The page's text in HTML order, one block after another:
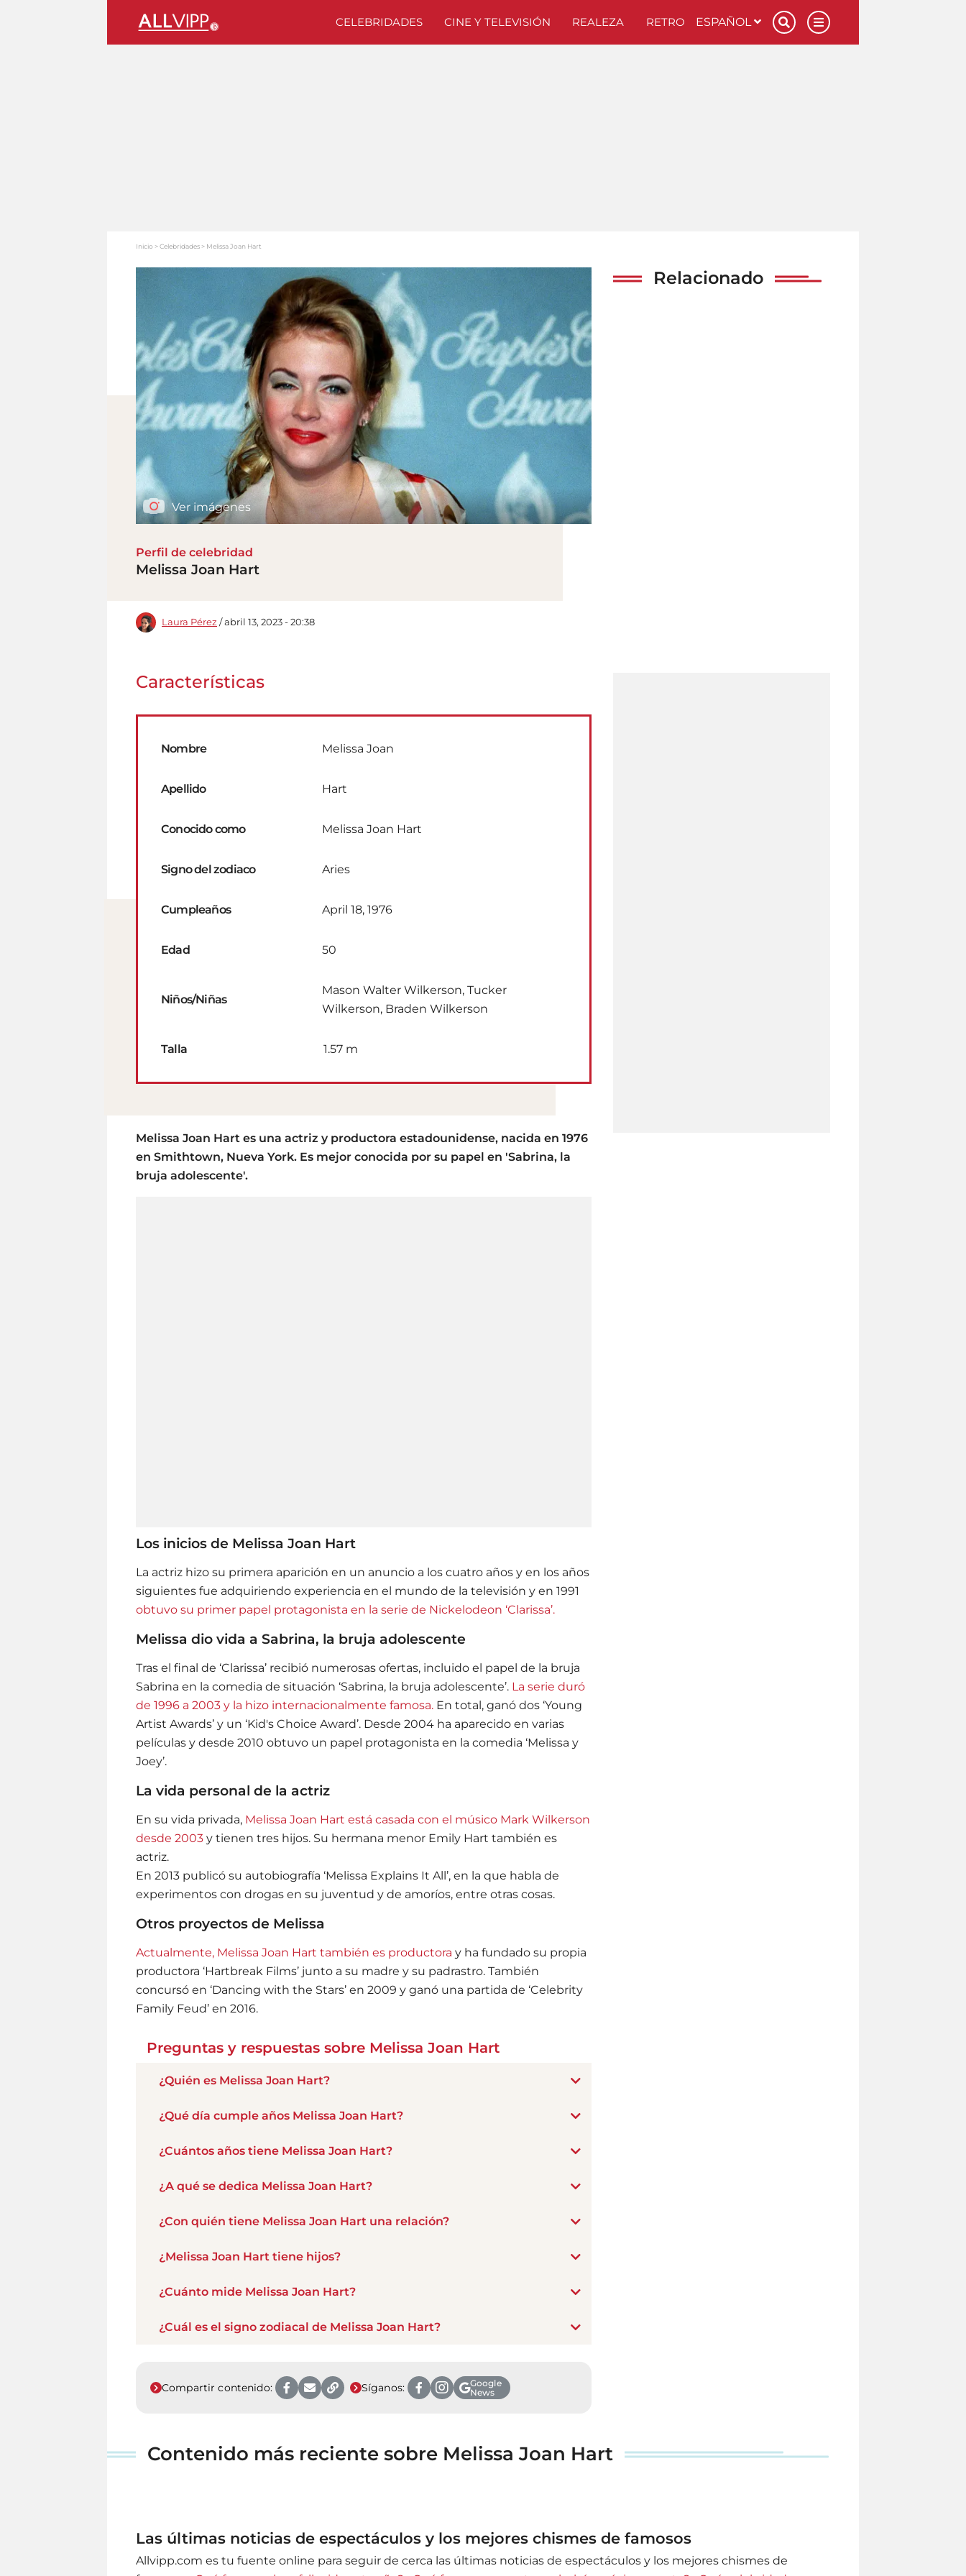
CELEBRIDADES CINE Y TELEVISIÓN REALEZA RETRO ESPAÑOL
Inicio Celebridades Melissa Joan Hart
Ver imágenes
Perfil de celebridad
Melissa Joan Hart
Laura Pérez / abril 13, 2023 - 20:38
Relacionado
Características
Nombre Melissa Joan
Apellido Hart
Conocido como Melissa Joan Hart
Signo del zodiaco Aries
Cumpleaños April 18, 1976
Edad 50
Niños/Niñas
Mason Walter Wilkerson, Tucker
Wilkerson, Braden Wilkerson
Talla 1.57 m
Melissa Joan Hart es una actriz y productora estadounidense, nacida en 1976
en Smithtown, Nueva York. Es mejor conocida por su papel en 'Sabrina, la
bruja adolescente'.
Los inicios de Melissa Joan Hart
La actriz hizo su primera aparición en un anuncio a los cuatro años y en los años
siguientes fue adquiriendo experiencia en el mundo de la televisión y en 1991
obtuvo su primer papel protagonista en la serie de Nickelodeon ‘Clarissa’.
Melissa dio vida a Sabrina, la bruja adolescente
Tras el final de ‘Clarissa’ recibió numerosas ofertas, incluido el papel de la bruja
Sabrina en la comedia de situación ‘Sabrina, la bruja adolescente’. La serie duró
de 1996 a 2003 y la hizo internacionalmente famosa. En total, ganó dos ‘Young
Artist Awards’ y un ‘Kid's Choice Award’. Desde 2004 ha aparecido en varias
películas y desde 2010 obtuvo un papel protagonista en la comedia ‘Melissa y
Joey’.
La vida personal de la actriz
En su vida privada, Melissa Joan Hart está casada con el músico Mark Wilkerson
desde 2003 y tienen tres hijos. Su hermana menor Emily Hart también es
actriz.
En 2013 publicó su autobiografía ‘Melissa Explains It All’, en la que habla de
experimentos con drogas en su juventud y de amoríos, entre otras cosas.
Otros proyectos de Melissa
Actualmente, Melissa Joan Hart también es productora y ha fundado su propia
productora ‘Hartbreak Films’ junto a su madre y su padrastro. También
concursó en ‘Dancing with the Stars’ en 2009 y ganó una partida de ‘Celebrity
Family Feud’ en 2016.
Preguntas y respuestas sobre Melissa Joan Hart
¿Quién es Melissa Joan Hart?
¿Qué día cumple años Melissa Joan Hart?
¿Cuántos años tiene Melissa Joan Hart?
¿A qué se dedica Melissa Joan Hart?
¿Con quién tiene Melissa Joan Hart una relación?
¿Melissa Joan Hart tiene hijos?
¿Cuánto mide Melissa Joan Hart?
¿Cuál es el signo zodiacal de Melissa Joan Hart?
Compartir contenido: Síganos:
Google
News
Contenido más reciente sobre Melissa Joan Hart
Las últimas noticias de espectáculos y los mejores chismes de famosos
Allvipp.com es tu fuente online para seguir de cerca las últimas noticias de espectáculos y los mejores chismes de